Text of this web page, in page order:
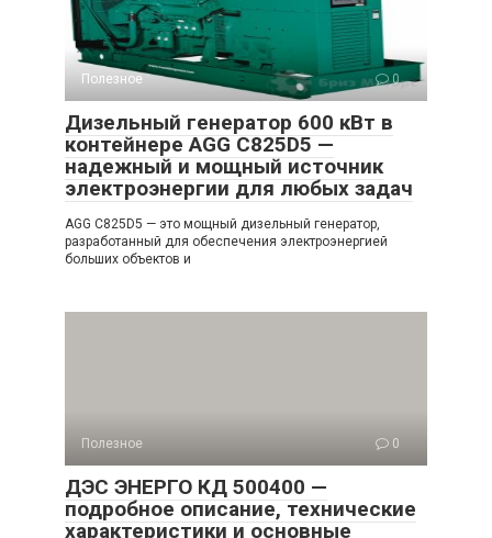
Полезное 0
Дизельный генератор 600 кВт в
контейнере AGG C825D5 —
надежный и мощный источник
электроэнергии для любых задач
AGG C825D5 — это мощный дизельный генератор,
разработанный для обеспечения электроэнергией
больших объектов и
Полезное 0
ДЭС ЭНЕРГО КД 500400 —
подробное описание, технические
характеристики и основные